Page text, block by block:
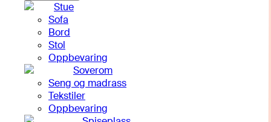
Stue
Sofa
Bord
Stol
Oppbevaring
Soverom
Seng og madrass
Tekstiler
Oppbevaring